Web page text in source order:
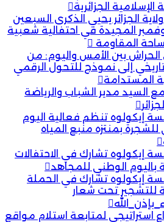
الإسلامية الجزائرية
الجزائر يحيي الذكرى السبعين
المجيدة في احتفالية شعبية
المقاومة
الحراش بين الأمس واليوم: من
إلى نموذج للتحول الرقمي
المستدامة
السيد مدير الشباب والرياضة
إيكولوه تنظم فعالية اليوم
للشجرة بمنتزه منبع المياه
إيكولوه تشارك في الاحتفالات
باليوم الوطني للمجاهد
إيكولوه تشارك في الحملة
للتشجير تحت شعار
استراتيجي لمتابعة استلام مواقع